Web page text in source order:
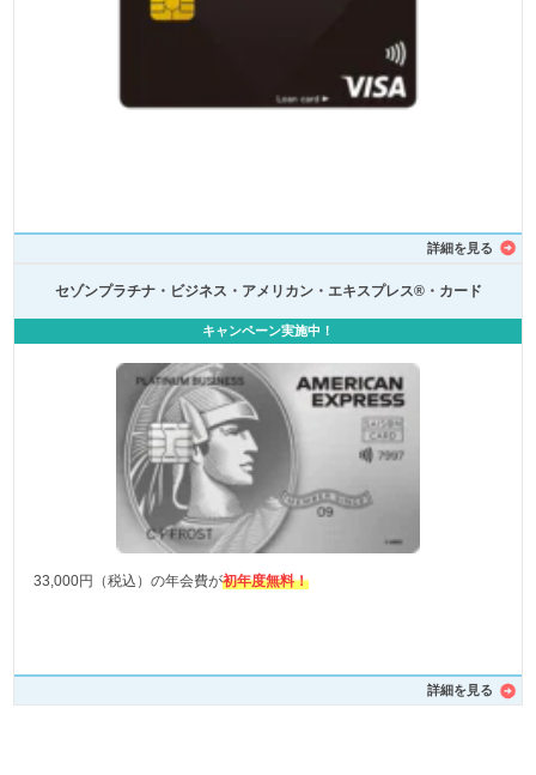
詳細を見る
セゾンプラチナ・ビジネス・アメリカン・エキスプレス®・カード
33,000円（税込）の年会費が初年度無料！
キャンペーン実施中！
詳細を見る